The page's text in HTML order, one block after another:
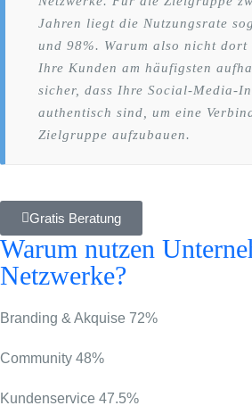
Jahren liegt die Nutzungsrate
und 98%. Warum also nicht dort
Ihre Kunden am häufigsten
sicher, dass Ihre Social-Media-
authentisch sind, um eine
Zielgruppe aufzubauen.
Gratis Beratung
Warum nutzen
Netzwerke?
Branding & Akquise 72%
Community 48%
Kundenservice 47.5%